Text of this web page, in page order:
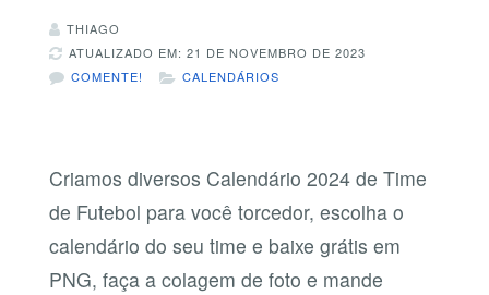
THIAGO
ATUALIZADO EM: 21 DE NOVEMBRO DE 2023
COMENTE!
CALENDÁRIOS
Criamos diversos Calendário 2024 de Time
de Futebol para você torcedor, escolha o
calendário do seu time e baixe grátis em
PNG, faça a colagem de foto e mande